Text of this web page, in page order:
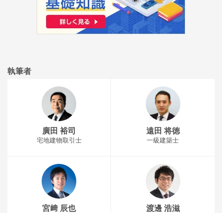
執筆者
廣田 裕司
宅地建物取引士
遠田 将徳
一級建築士
宮﨑 辰也 渡邊 浩滋